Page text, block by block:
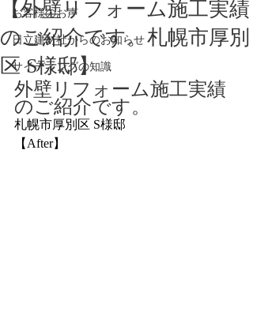
お客様のお声
日立建材社からのお知らせ
サイディングの知識
【外壁リフォーム施工実績
のご紹介です。札幌市厚別
区 S様邸】
外壁リフォーム施工実績
のご紹介です。
札幌市厚別区 S様邸
【After】